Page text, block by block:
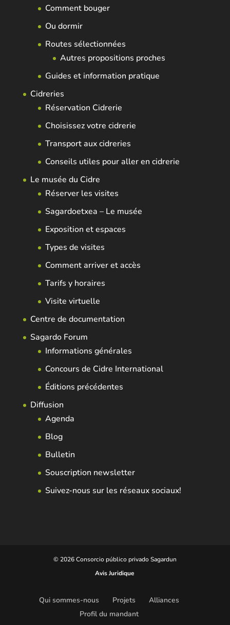
Comment bouger
Ou dormir
Routes sélectionnées
Autres propositions proches
Guides et information pratique
Cidreries
Réservation Cidrerie
Choisissez votre cidrerie
Transport aux cidreries
Conseils utiles pour aller en cidrerie
Le musée du Cidre
Réserver les visites
Sagardoetxea – Le musée
Exposition et espaces
Types de visites
Comment arriver et accès
Tarifs y horaires
Visite virtuelle
Centre de documentation
Sagardo Forum
Informations générales
Concours de Cidre International
Éditions précédentes
Diffusion
Agenda
Blog
Bulletin
Souscription newsletter
Suivez-nous sur les réseaux sociaux!
© 2026 Consorcio público privado Sagardun
Avis Juridique
Qui sommes-nous Projets
Alliances
Profil du mandant